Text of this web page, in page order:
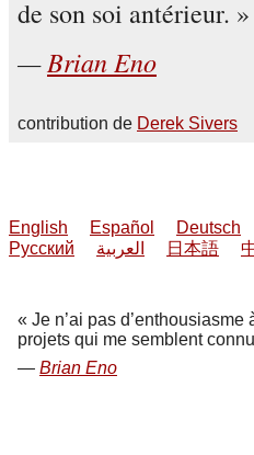
de son soi antérieur.
Brian Eno
contribution de Derek Sivers
English Español Deutsch
Русский
العربية 日本語
Je n’ai pas
projets qui me semblent
Brian Eno